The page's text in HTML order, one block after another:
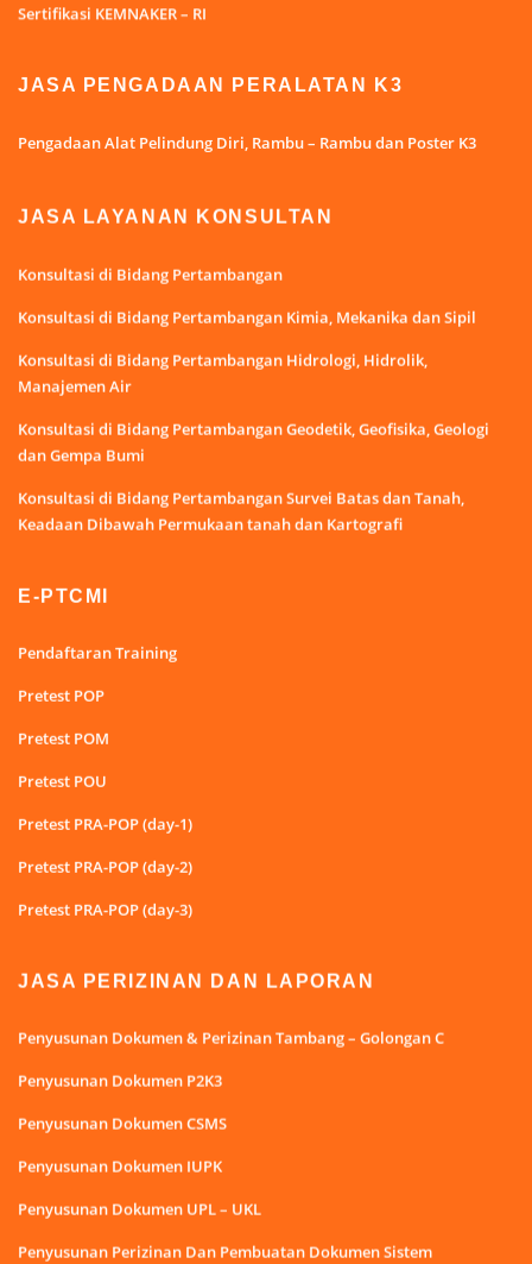
Sertifikasi KEMNAKER – RI
JASA PENGADAAN PERALATAN K3
Pengadaan Alat Pelindung Diri, Rambu – Rambu dan Poster K3
JASA LAYANAN KONSULTAN
Konsultasi di Bidang Pertambangan
Konsultasi di Bidang Pertambangan Kimia, Mekanika dan Sipil
Konsultasi di Bidang Pertambangan Hidrologi, Hidrolik,
Manajemen Air
Konsultasi di Bidang Pertambangan Geodetik, Geofisika, Geologi
dan Gempa Bumi
Konsultasi di Bidang Pertambangan Survei Batas dan Tanah,
Keadaan Dibawah Permukaan tanah dan Kartografi
E-PTCMI
Pendaftaran Training
Pretest POP
Pretest POM
Pretest POU
Pretest PRA-POP (day-1)
Pretest PRA-POP (day-2)
Pretest PRA-POP (day-3)
JASA PERIZINAN DAN LAPORAN
Penyusunan Dokumen & Perizinan Tambang – Golongan C
Penyusunan Dokumen P2K3
Penyusunan Dokumen CSMS
Penyusunan Dokumen IUPK
Penyusunan Dokumen UPL – UKL
Penyusunan Perizinan Dan Pembuatan Dokumen Sistem